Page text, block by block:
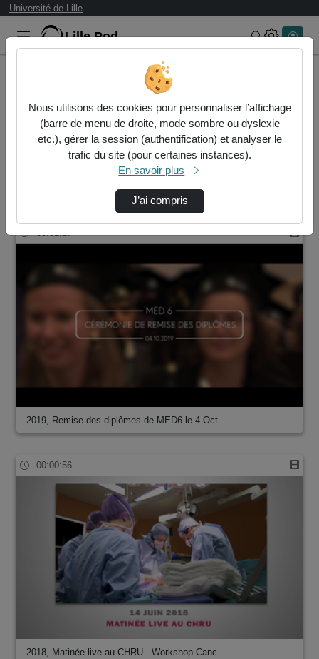
Université de Lille
Lille.Pod Rechercher
Résultats de la recherche
Filtres actifs (cliquer pour en retirer) :
00:01:27
2019, Remise des diplômes de MED6 le 4 Oct…
00:00:56
2018, Matinée live au CHRU - Workshop Canc…
Nous utilisons des cookies pour personnaliser l’affichage
(barre de menu de droite, mode sombre ou dyslexie
etc.), gérer la session (authentification) et analyser le
trafic du site (pour certaines instances).
En savoir plus
J’ai compris